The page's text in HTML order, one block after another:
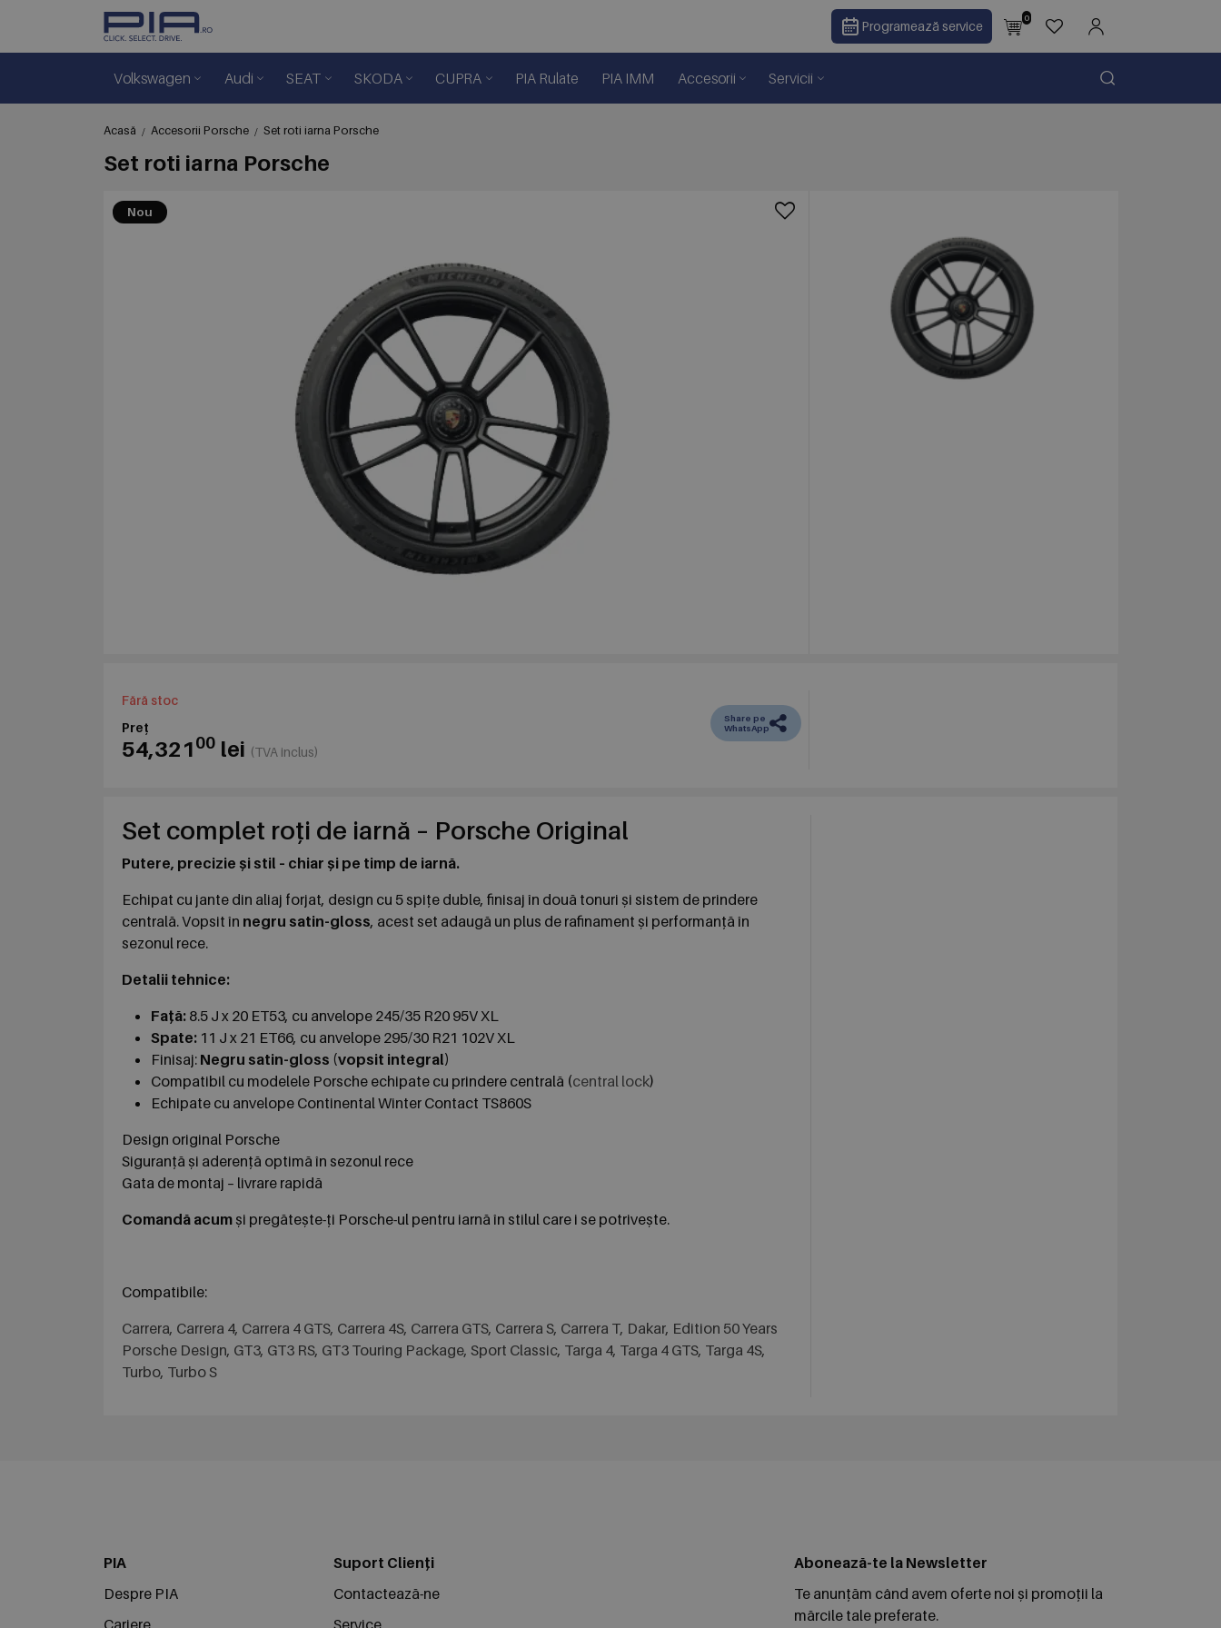
Programează service
0
Volkswagen Audi SEAT SKODA CUPRA PIA Rulate PIA IMM Accesorii Servicii
Acasă Accesorii Porsche Set roti iarna Porsche
Set roti iarna Porsche
Nou
Fără stoc
Preț
54,32100 lei (TVA inclus)
Share pe
WhatsApp
Set complet roți de iarnă – Porsche Original
Putere, precizie și stil – chiar și pe timp de iarnă.
Echipat cu jante din aliaj forjat, design cu 5 spițe duble, finisaj în două tonuri și sistem de prindere
centrală. Vopsit în negru satin-gloss, acest set adaugă un plus de rafinament și performanță în
sezonul rece.
Detalii tehnice:
Față: 8.5 J x 20 ET53, cu anvelope 245/35 R20 95V XL
Spate: 11 J x 21 ET66, cu anvelope 295/30 R21 102V XL
Finisaj: Negru satin-gloss (vopsit integral)
Compatibil cu modelele Porsche echipate cu prindere centrală (central lock)
Echipate cu anvelope Continental Winter Contact TS860S
Design original Porsche
Siguranță și aderență optimă în sezonul rece
Gata de montaj – livrare rapidă
Comandă acum și pregătește-ți Porsche-ul pentru iarnă în stilul care i se potrivește.
Compatibile:
Carrera, Carrera 4, Carrera 4 GTS, Carrera 4S, Carrera GTS, Carrera S, Carrera T, Dakar, Edition 50 Years
Porsche Design, GT3, GT3 RS, GT3 Touring Package, Sport Classic, Targa 4, Targa 4 GTS, Targa 4S,
Turbo, Turbo S
PIA
Despre PIA
Cariere
Suport Clienți
Contactează-ne
Service
Abonează-te la Newsletter
Te anunțăm când avem oferte noi și promoții la
mărcile tale preferate.